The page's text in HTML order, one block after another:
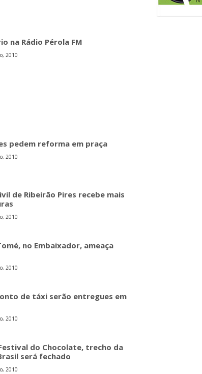
na Rádio Pérola FM
2010
pedem reforma em praça
2010
de Ribeirão Pires recebe mais
2010
no Embaixador, ameaça
2010
de táxi serão entregues em
2010
do Chocolate, trecho da
será fechado
2010